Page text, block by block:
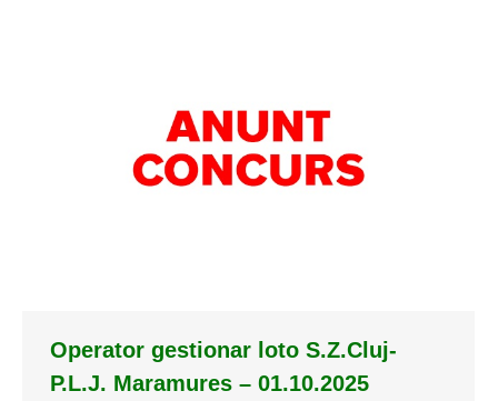
Operator gestionar loto S.Z.Cluj-
P.L.J. Maramures – 01.10.2025